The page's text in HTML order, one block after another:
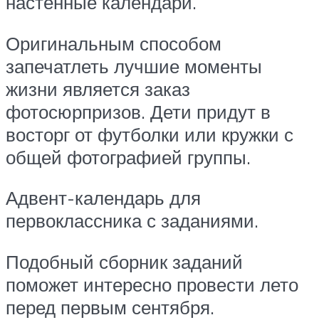
Оригинальным способом
запечатлеть лучшие моменты
жизни является заказ
фотосюрпризов. Дети придут в
восторг от футболки или кружки с
общей фотографией группы.
Адвент-календарь для
первоклассника с заданиями.
Подобный сборник заданий
поможет интересно провести лето
перед первым сентября.